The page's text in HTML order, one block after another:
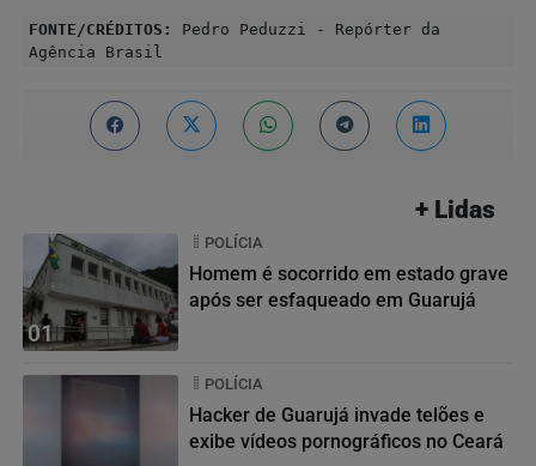
FONTE/CRÉDITOS:
Pedro Peduzzi - Repórter da
Agência Brasil
+ Lidas
01
POLÍCIA
Homem é socorrido em estado grave
após ser esfaqueado em Guarujá
POLÍCIA
Hacker de Guarujá invade telões e
exibe vídeos pornográficos no Ceará